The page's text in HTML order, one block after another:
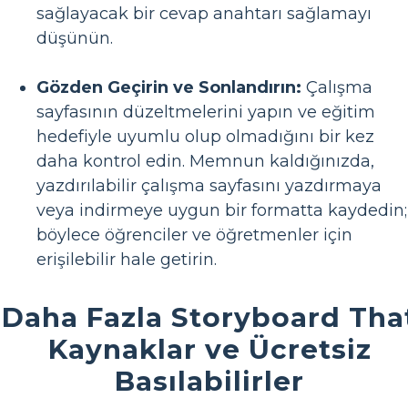
sağlayacak bir cevap anahtarı sağlamayı
düşünün.
Gözden Geçirin ve Sonlandırın: Çalışma
sayfasının düzeltmelerini yapın ve eğitim
hedefiyle uyumlu olup olmadığını bir kez
daha kontrol edin. Memnun kaldığınızda,
yazdırılabilir çalışma sayfasını yazdırmaya
veya indirmeye uygun bir formatta kaydedin;
böylece öğrenciler ve öğretmenler için
erişilebilir hale getirin.
Daha Fazla Storyboard
Kaynaklar ve Ücretsiz
Basılabilirler